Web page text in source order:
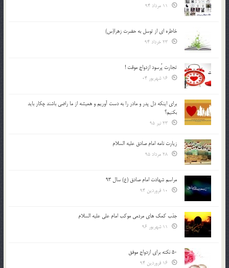
خاطره ای از توسل به حضرت زهرا(س)
تجارت پُرسود ازدواج موقت !
براي اينكه دل پدر و مادر را به دست آوريم و هميشه از ما راضي باشند چكار بايد
بكنيم؟
زیارت نامه امام صادق علیه السلام
مراسم شهادت امام صادق (ع) سال 93
جذب کمک های مردمی موکب امام علی علیه السلام
50 نکته برای ازدواج موفق